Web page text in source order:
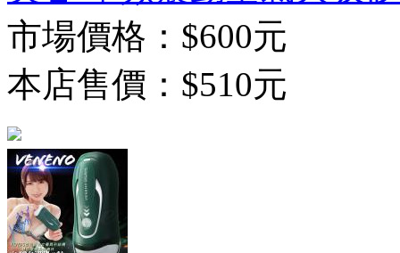
市場價格： $600元
本店售價： $510元